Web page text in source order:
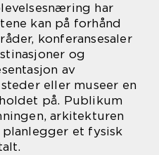
har
kan på forhånd
konferansesaler
og
av
eller museer en
på. Publikum
arkitekturen
et fysisk